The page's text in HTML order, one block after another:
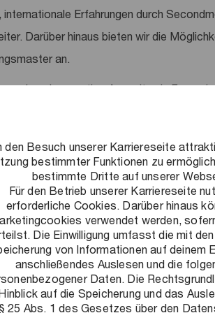
den Besuch unserer Karriereseite
bestimmter Funktionen zu
bestimmte Dritte auf unserer
Für den Betrieb unserer Karriereseite
erforderliche Cookies. Darüber hinaus
verwendet werden,
Die Einwilligung umfasst die mit
von Informationen auf deinem
anschließendes Auslesen und die
Daten. Die
auf die Speicherung und das
25 Abs. 1 des Gesetzes über den
Erfahrungen durch
Darüber hinaus bieten wir die
an.
mehrmonatige Auszeiten in Form
auf einem persönlichen
durch Freizeit ausgleichen. Restliche
einer eigenen betrieblichen
an. Nimm an unserem kostenlosen
Beiträgen in diversen
Arbeitsumfeld schaffen: Ein Umfeld, in
Leistung honoriert wird und auf das wir